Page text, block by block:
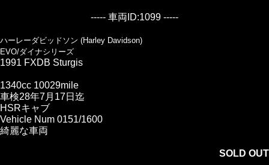
----- 車両ID:1099 -----
ハーレーダビッドソン (Harley Davidson)
EVO/ダイナシリーズ
1991 FXDB Sturgis
1340cc 10029mile
車検28年7月17日迄
HSRキャブ
Vehicle Num 0151/1600
綺麗な車両
SOLD OUT